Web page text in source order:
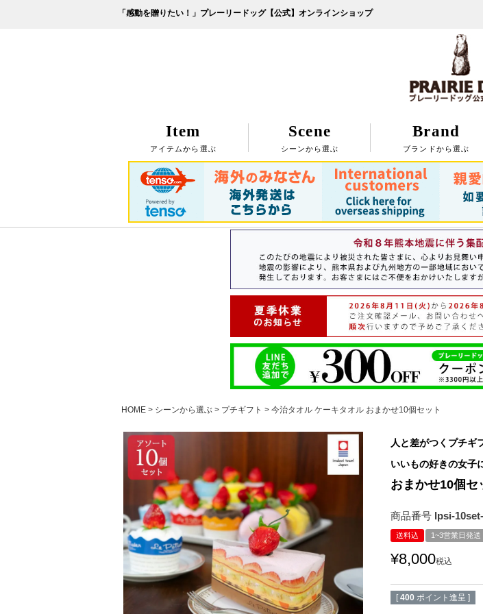
「感動を贈りたい！」プレーリードッグ【公式】オンラインショップ
Item
アイテムから選ぶ
Scene
シーンから選ぶ
Brand
ブランドから選ぶ
検索
HOME シーンから選ぶ プチギフト 今治タオル ケーキタオル おまかせ10個セット
人と差がつくプチ
いいもの好きの女子
おまかせ10個セ
商品番号 lpsi-
送料込 1~3営業日発送
¥8,000税込
[ 400 ポイント進呈 ]